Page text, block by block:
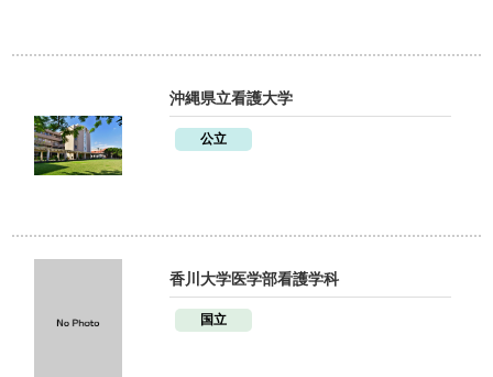
沖縄県立看護大学
公立
香川大学医学部看護学科
国立